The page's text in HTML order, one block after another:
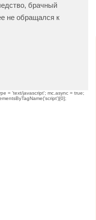
брачный
не обращался к
= 'text/javascript'; mc.async = true;